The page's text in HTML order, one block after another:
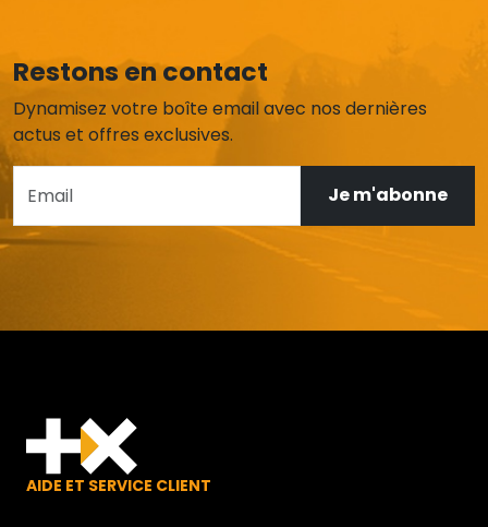
Restons en contact
Dynamisez votre boîte email avec nos dernières
actus et offres exclusives.
Je m'abonne
AIDE ET SERVICE CLIENT